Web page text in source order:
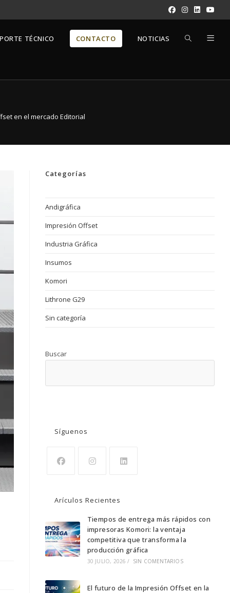
TÉCNICO CONTACTO NOTICIAS
en el mercado Editorial
Categorías
Andigráfica
Impresión Offset
Industria Gráfica
Insumos
Komori
Lithrone G29
Sin categoría
Buscar
Síguenos
Arículos Recientes
Tiempos de entrega más rápidos con
impresoras Komori: la ventaja
competitiva que transforma la
producción gráfica
30 JULIO, 2026 / SIN COMENTARIOS
El futuro de la Impresión Offset en la